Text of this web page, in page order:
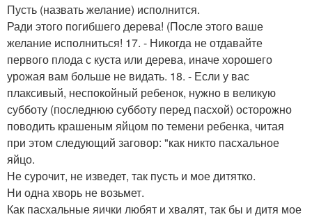
Пусть (назвать желание) исполнится.
Ради этого погибшего дерева! (После этого ваше
желание исполниться! 17. - Никогда не отдавайте
первого плода с куста или дерева, иначе хорошего
урожая вам больше не видать. 18. - Если у вас
плаксивый, неспокойный ребенок, нужно в великую
субботу (последнюю субботу перед пасхой) осторожно
поводить крашеным яйцом по темени ребенка, читая
при этом следующий заговор: "как никто пасхальное
яйцо.
Не сурочит, не изведет, так пусть и мое дитятко.
Ни одна хворь не возьмет.
Как пасхальные яички любят и хвалят, так бы и дитя мое